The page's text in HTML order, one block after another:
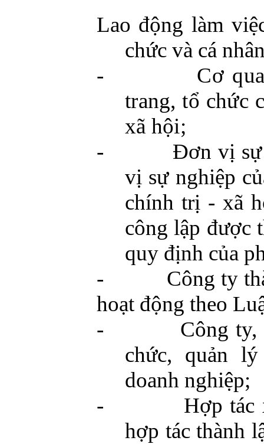
Lao động làm
chức và cá
-
Cơ
trang, tổ chức
xã hội;
-
Đơn vị sự
vị sự nghiệp
chính trị - xã
công lập được
quy định của
-
Công ty
hoạt động theo
-
Công ty,
chức, quản
doanh nghiệp;
-
Hợp tác
hợp tác thành